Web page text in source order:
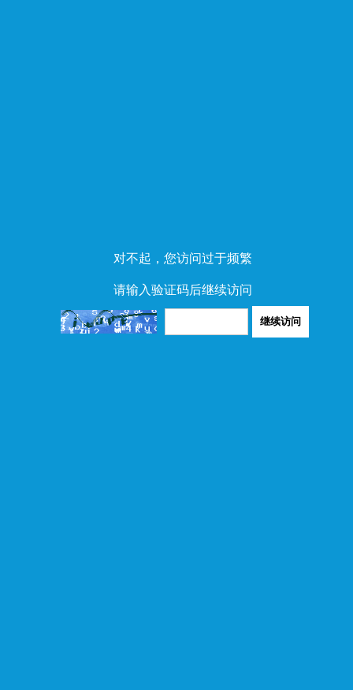
对不起，您访问过于频繁
请输入验证码后继续访问
继续访问